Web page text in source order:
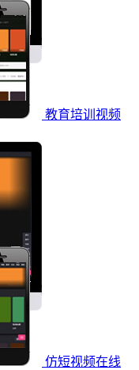
教育培训视频
仿短视频在线